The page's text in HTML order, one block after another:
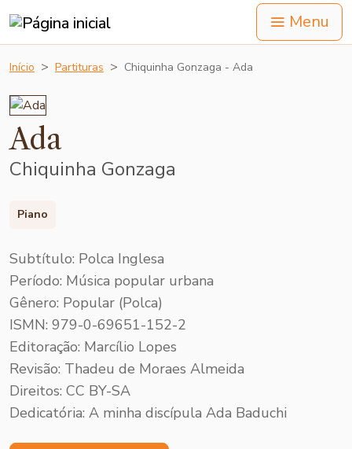
Menu
Início Partituras Chiquinha Gonzaga - Ada
Ada
Chiquinha Gonzaga
Piano
Subtítulo: Polca Inglesa
Período: Música popular urbana
Gênero: Popular (Polca)
ISMN: 979-0-69651-152-2
Editoração: Marcílio Lopes
Revisão: Thadeu de Moraes Almeida
Direitos: CC BY-SA
Dedicatória: A minha discípula Ada Baduchi